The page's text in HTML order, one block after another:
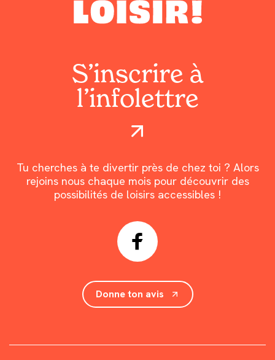
S’inscrire à
l’infolettre
Tu cherches à te divertir près de chez toi ? Alors
rejoins nous chaque mois pour découvrir des
possibilités de loisirs accessibles !
Donne ton avis